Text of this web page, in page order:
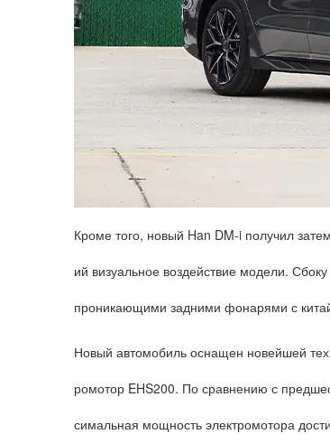
Кроме того, новый Han DM-i получил
ий визуальное воздействие модели.
проникающими задними фонарями с
Новый автомобиль оснащен новейшей
ромотор EHS200. По сравнению с
симальная мощность электромотора